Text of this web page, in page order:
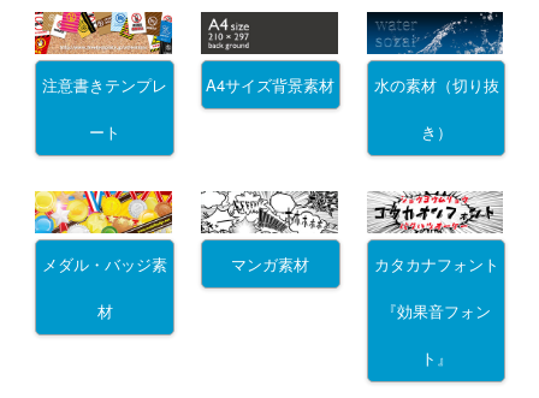
注意書きテンプレ
ート
A4サイズ背景素材 水の素材（切り抜
き）
メダル・バッジ素
材
マンガ素材 カタカナフォント
『効果音フォン
ト』